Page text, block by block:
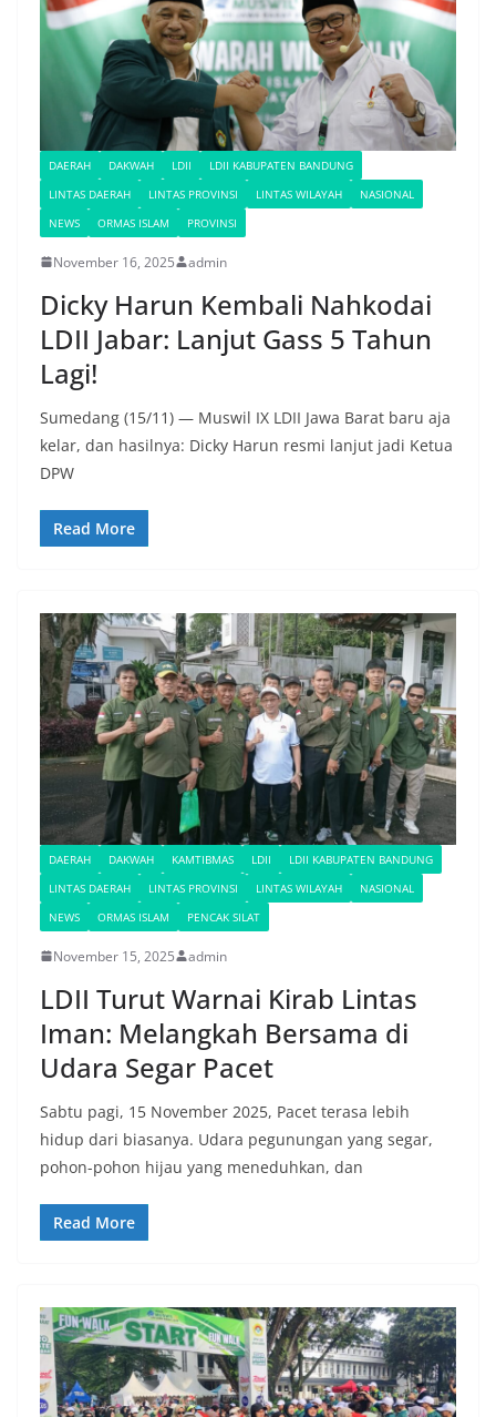
DAERAH DAKWAH LDII
LDII KABUPATEN BANDUNG
LINTAS DAERAH
LINTAS PROVINSI LINTAS WILAYAH
NASIONAL
NEWS
ORMAS ISLAM PROVINSI
November 16, 2025 admin
Dicky Harun Kembali Nahkodai
LDII Jabar: Lanjut Gass 5 Tahun
Lagi!
Sumedang (15/11) — Muswil IX LDII Jawa Barat baru aja
kelar, dan hasilnya: Dicky Harun resmi lanjut jadi Ketua
DPW
Read More
DAERAH DAKWAH KAMTIBMAS LDII
LDII KABUPATEN BANDUNG
LINTAS DAERAH
LINTAS PROVINSI LINTAS WILAYAH
NASIONAL
NEWS
ORMAS ISLAM PENCAK SILAT
November 15, 2025 admin
LDII Turut Warnai Kirab Lintas
Iman: Melangkah Bersama di
Udara Segar Pacet
Sabtu pagi, 15 November 2025, Pacet terasa lebih
hidup dari biasanya. Udara pegunungan yang segar,
pohon-pohon hijau yang meneduhkan, dan
Read More